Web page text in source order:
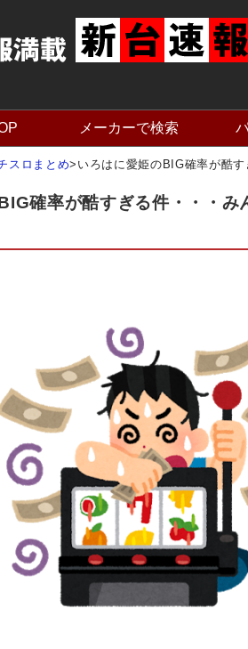
メーカーで検索
スロまとめ> いろはに愛姫のBIG確率が酷す
確率が酷すぎる件・・・み